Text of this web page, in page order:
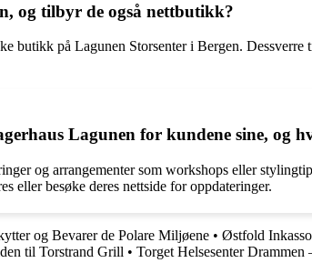
og tilbyr de også nettbutikk?
butikk på Lagunen Storsenter i Bergen.
Lagunen for kundene sine, og
og arrangementer som workshops eller
eller besøke deres nettside for oppdateringer.
og Bevarer de Polare Miljøene • Østfold
til Torstrand Grill • Torget Helsesenter Drammen